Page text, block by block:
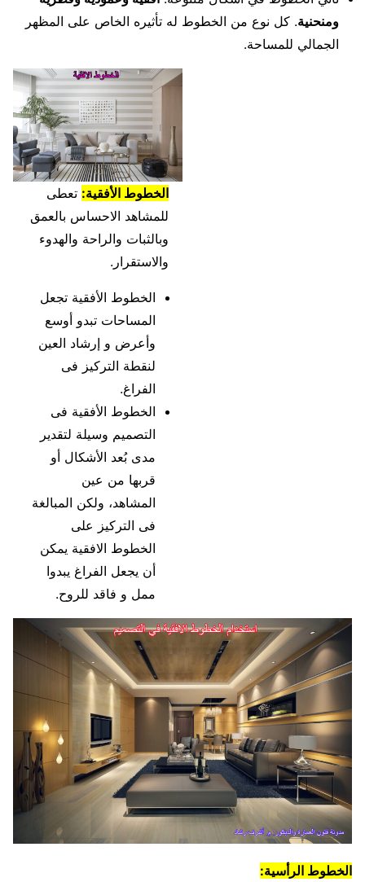
ومنحنية. كل نوع من الخطوط له تأثيره الخاص على المظهر
الجمالي للمساحة.
الخطوط الأفقية: تعطى
للمشاهد الاحساس بالعمق
وبالثبات والراحة والهدوء
والاستقرار.
الخطوط الأفقية تجعل
المساحات تبدو أوسع
وأعرض و إرشاد العين
لنقطة التركيز فى
الفراغ.
الخطوط الأفقية فى
التصميم وسيلة لتقدير
مدى بُعد الأشكال أو
قربها من عين
المشاهد، ولكن المبالغة
فى التركيز على
الخطوط الافقية يمكن
أن يجعل الفراغ يبدوا
ممل و فاقد للروح.
الخطوط الرأسية: